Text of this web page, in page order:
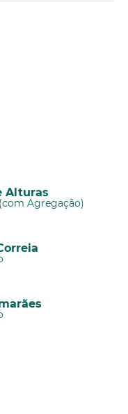
Alturas
Agregação)